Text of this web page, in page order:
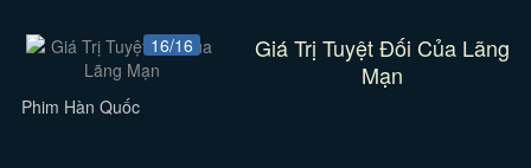
16/16
Giá Trị Tuyệt Đối Của Lãng
Mạn
Phim Hàn Quốc